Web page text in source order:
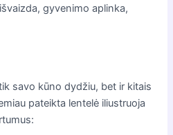
gyvenimo aplinka,
savo kūno dydžiu, bet ir kitais
pateikta lentelė iliustruoja